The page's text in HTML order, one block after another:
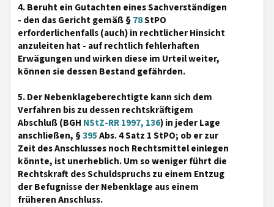
4. Beruht ein Gutachten eines Sachverständigen
- den das Gericht gemäß §78StPO
erforderlichenfalls (auch) in rechtlicher Hinsicht
anzuleiten hat - auf rechtlich fehlerhaften
Erwägungen und wirken diese im Urteil weiter,
können sie dessen Bestand gefährden.
5. Der Nebenklageberechtigte kann sich dem
Verfahren bis zu dessen rechtskräftigem
Abschluß (BGH NStZ-RR 1997, 136) in jeder Lage
anschließen, §395Abs. 4 Satz 1 StPO; ob er zur
Zeit des Anschlusses noch Rechtsmittel einlegen
könnte, ist unerheblich. Um so weniger führt die
Rechtskraft des Schuldspruchs zu einem Entzug
der Befugnisse der Nebenklage aus einem
früheren Anschluss.